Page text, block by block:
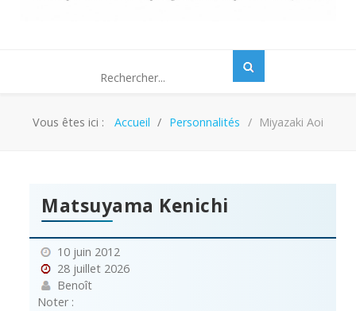
Vous êtes ici : Accueil Personnalités Miyazaki Aoi
Matsuyama Kenichi
10 juin 2012
28 juillet 2026
Benoît
Noter :